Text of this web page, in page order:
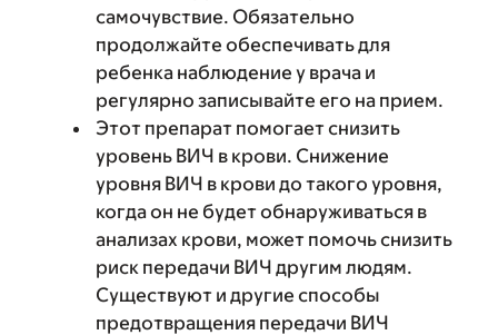
самочувствие. Обязательно
продолжайте обеспечивать для
ребенка наблюдение у врача и
регулярно записывайте его на прием.
Этот препарат помогает снизить
уровень ВИЧ в крови. Снижение
уровня ВИЧ в крови до такого уровня,
когда он не будет обнаруживаться в
анализах крови, может помочь снизить
риск передачи ВИЧ другим людям.
Существуют и другие способы
предотвращения передачи ВИЧ